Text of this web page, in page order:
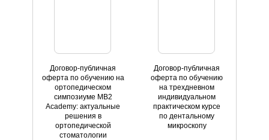
Договор-публичная
оферта по обучению на
ортопедическом
симпозиуме MB2
Academy: актуальные
решения в
ортопедической
стоматологии
Договор-публичная
оферта по обучению
на трехдневном
индивидуальном
практическом курсе
по дентальному
микроскопу